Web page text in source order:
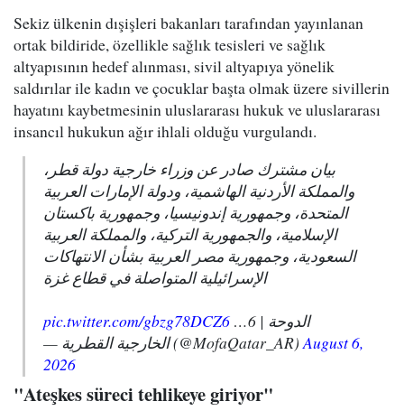
Sekiz ülkenin dışişleri bakanları tarafından yayınlanan
ortak bildiride, özellikle sağlık tesisleri ve sağlık
altyapısının hedef alınması, sivil altyapıya yönelik
saldırılar ile kadın ve çocuklar başta olmak üzere sivillerin
hayatını kaybetmesinin uluslararası hukuk ve uluslararası
insancıl hukukun ağır ihlali olduğu vurgulandı.
بيان مشترك صادر عن وزراء خارجية دولة قطر،
والمملكة الأردنية الهاشمية، ودولة الإمارات العربية
المتحدة، وجمهورية إندونيسيا، وجمهورية باكستان
الإسلامية، والجمهورية التركية، والمملكة العربية
السعودية، وجمهورية مصر العربية بشأن الانتهاكات
الإسرائيلية المتواصلة في قطاع غزة
الدوحة | 6…
pic.twitter.com/gbzg78DCZ6
— الخارجية القطرية (@MofaQatar_AR)August 6,
2026
"Ateşkes süreci tehlikeye giriyor"